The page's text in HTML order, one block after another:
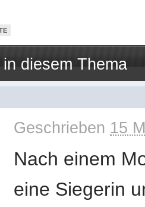
diesem Thema
Geschrieben 15
Nach einem
eine Siegerin